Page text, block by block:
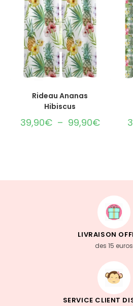
CHOIX DES OPTIONS
Rideau Ananas
Hibiscus
39,90€ – 99,90€
LIVRAISON
des 15 euros
SERVICE CLIENT